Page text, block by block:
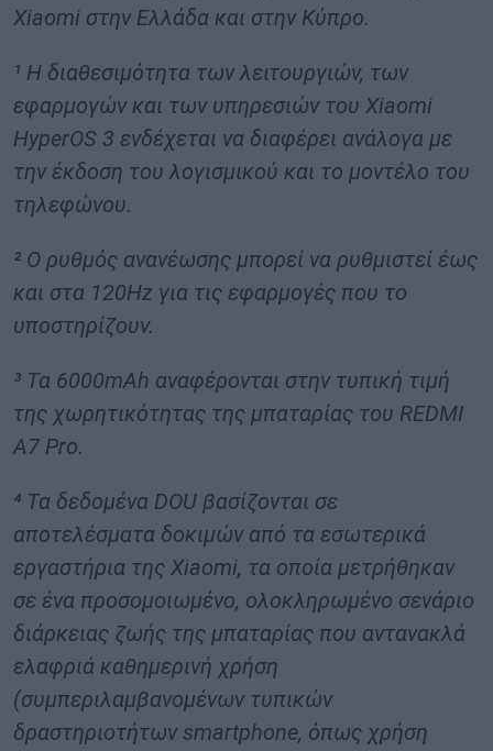
Xiaomi στην Ελλάδα και στην Κύπρο.
¹ Η διαθεσιμότητα των λειτουργιών, των
εφαρμογών και των υπηρεσιών του Xiaomi
HyperOS 3 ενδέχεται να διαφέρει ανάλογα με
την έκδοση του λογισμικού και το μοντέλο του
τηλεφώνου.
² Ο ρυθμός ανανέωσης μπορεί να ρυθμιστεί έως
και στα 120Hz για τις εφαρμογές που το
υποστηρίζουν.
³ Τα 6000mAh αναφέρονται στην τυπική τιμή
της χωρητικότητας της μπαταρίας του REDMI
A7 Pro.
⁴ Τα δεδομένα DOU βασίζονται σε
αποτελέσματα δοκιμών από τα εσωτερικά
εργαστήρια της Xiaomi, τα οποία μετρήθηκαν
σε ένα προσομοιωμένο, ολοκληρωμένο σενάριο
διάρκειας ζωής της μπαταρίας που αντανακλά
ελαφριά καθημερινή χρήση
(συμπεριλαμβανομένων τυπικών
δραστηριοτήτων smartphone, όπως χρήση